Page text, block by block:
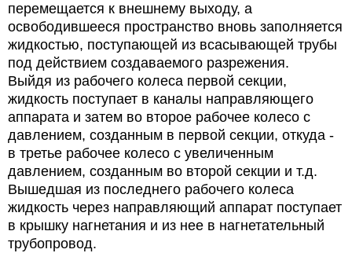
перемещается к внешнему выходу, а
освободившееся пространство вновь заполняется
жидкостью, поступающей из всасывающей трубы
под действием создаваемого разрежения.
Выйдя из рабочего колеса первой секции,
жидкость поступает в каналы направляющего
аппарата и затем во второе рабочее колесо с
давлением, созданным в первой секции, откуда -
в третье рабочее колесо с увеличенным
давлением, созданным во второй секции и т.д.
Вышедшая из последнего рабочего колеса
жидкость через направляющий аппарат поступает
в крышку нагнетания и из нее в нагнетательный
трубопровод.